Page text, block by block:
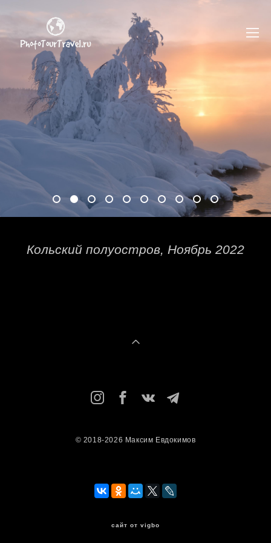
Кольский полуостров, Ноябрь 2022
© 2018-2026 Максим Евдокимов
сайт от vigbo